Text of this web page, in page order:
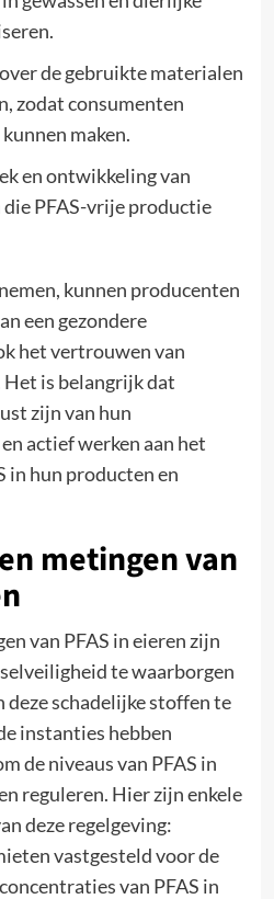
de gebruikte materialen
zodat consumenten
maken.
en ontwikkeling van
PFAS-vrije productie
kunnen producenten
een gezondere
het vertrouwen van
is belangrijk dat
zijn van hun
actief werken aan het
in hun producten en
metingen van
van PFAS in eieren zijn
te waarborgen
schadelijke stoffen te
instanties hebben
de niveaus van PFAS in
reguleren. Hier zijn enkele
deze regelgeving:
vastgesteld voor de
van PFAS in